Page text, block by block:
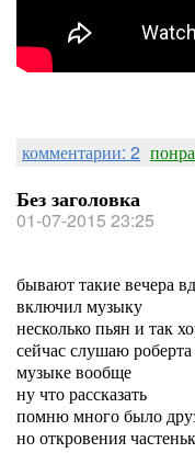
комментарии: 2
Без заголовка
01-07-2015 23:25
бывают такие вечера
включил музыку
несколько пьян и так
сейчас слушаю
музыке вообще
ну что рассказать
помню много было
но откровения